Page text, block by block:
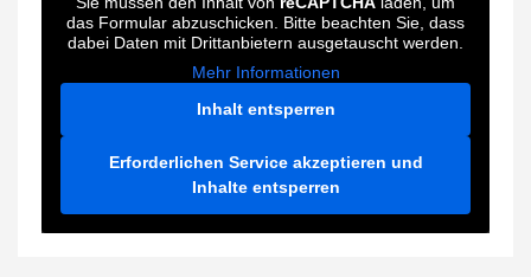
das Formular abzuschicken. Bitte beachten Sie, dass
dabei Daten mit Drittanbietern ausgetauscht werden.
Mehr Informationen
Inhalt entsperren
Erforderlichen Service akzeptieren und
Inhalte entsperren